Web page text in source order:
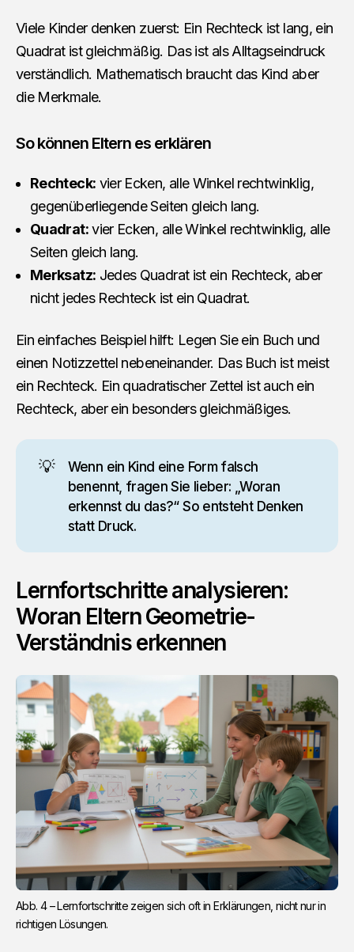
Viele Kinder denken zuerst: Ein Rechteck ist lang, ein
Quadrat ist gleichmäßig. Das ist als Alltagseindruck
verständlich. Mathematisch braucht das Kind aber
die Merkmale.
So können Eltern es erklären
Rechteck: vier Ecken, alle Winkel rechtwinklig,
gegenüberliegende Seiten gleich lang.
Quadrat:vier Ecken, alle Winkel rechtwinklig, alle
Seiten gleich lang.
Merksatz: Jedes Quadrat ist ein Rechteck, aber
nicht jedes Rechteck ist ein Quadrat.
Ein einfaches Beispiel hilft: Legen Sie ein Buch und
einen Notizzettel nebeneinander. Das Buch ist meist
ein Rechteck. Ein quadratischer Zettel ist auch ein
Rechteck, aber ein besonders gleichmäßiges.
💡
Wenn ein Kind eine Form falsch
benennt, fragen Sie lieber: „Woran
erkennst du das?“ So entsteht Denken
statt Druck.
Lernfortschritte analysieren:
Woran Eltern Geometrie-
Verständnis erkennen
Abb. 4 – Lernfortschritte zeigen sich oft in Erklärungen, nicht nur in
richtigen Lösungen.